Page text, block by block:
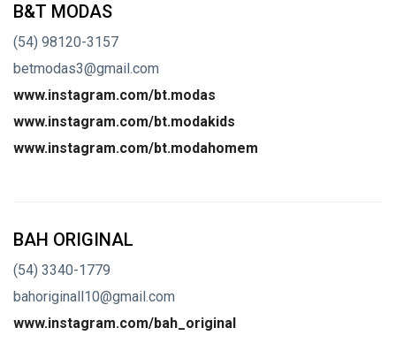
B&T MODAS
(54) 98120-3157
betmodas3@gmail.com
www.instagram.com/bt.modas
www.instagram.com/bt.modakids
www.instagram.com/bt.modahomem
BAH ORIGINAL
(54) 3340-1779
bahoriginall10@gmail.com
www.instagram.com/bah_original